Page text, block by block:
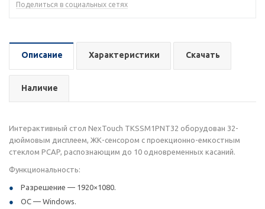
Поделиться в социальных сетях
Описание Характеристики Скачать
Наличие
Интерактивный стол NexTouch TKSSM1PNT32 оборудован 32-
дюймовым дисплеем, ЖК-сенсором с проекционно-емкостным
стеклом PCAP, распознающим до 10 одновременных касаний.
Функциональность:
Разрешение — 1920×1080.
ОС — Windows.